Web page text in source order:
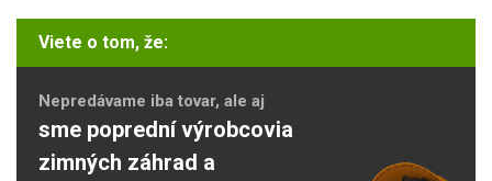
Viete o tom, že:
Nepredávame iba tovar, ale aj
sme poprední výrobcovia
zimných záhrad a